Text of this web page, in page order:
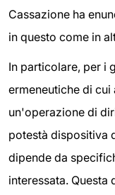
Cassazione ha
in questo come in
In particolare, per i
ermeneutiche di cui
un'operazione di
potestà dispositiva
dipende da
interessata.